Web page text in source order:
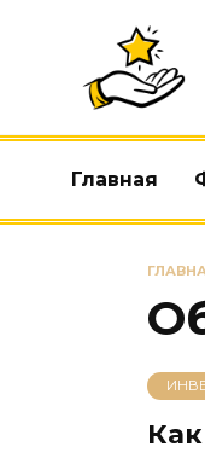
содержанию
Главная